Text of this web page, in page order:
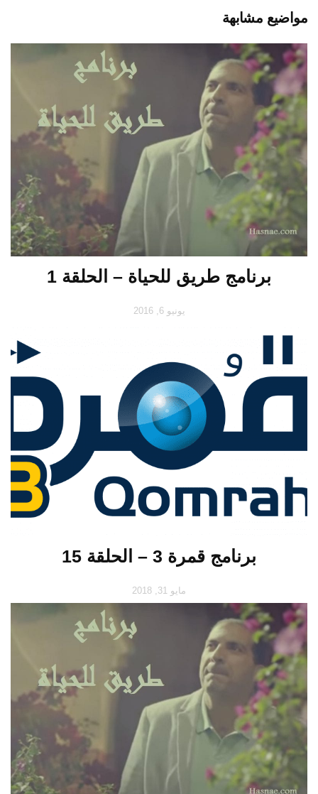
مواضيع مشابهة
برنامج طريق للحياة – الحلقة 1
يونيو 6, 2016
برنامج قمرة 3 – الحلقة 15
مايو 31, 2018